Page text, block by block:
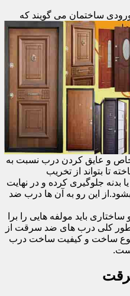
ساختمان می گویند که
خاص و عایق کردن درب نسبت به
تا بتواند از تخریب
جلوگیری کرده و در نهایت
این رو به آن ها درب ضد
باید مولفه هایی را برا
به طور کلی درب های ضد سرقت از
نوع ساخت و کیفیت ساخت درب